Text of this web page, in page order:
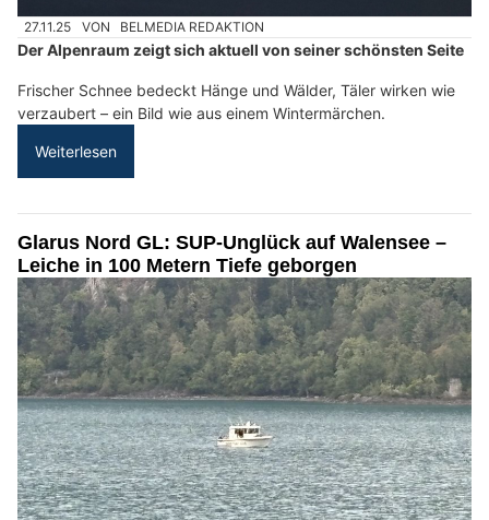
27.11.25 VON BELMEDIA REDAKTION
Der Alpenraum zeigt sich aktuell von seiner schönsten Seite
Frischer Schnee bedeckt Hänge und Wälder, Täler wirken wie
verzaubert – ein Bild wie aus einem Wintermärchen.
Weiterlesen
Glarus Nord GL: SUP-Unglück auf Walensee –
Leiche in 100 Metern Tiefe geborgen